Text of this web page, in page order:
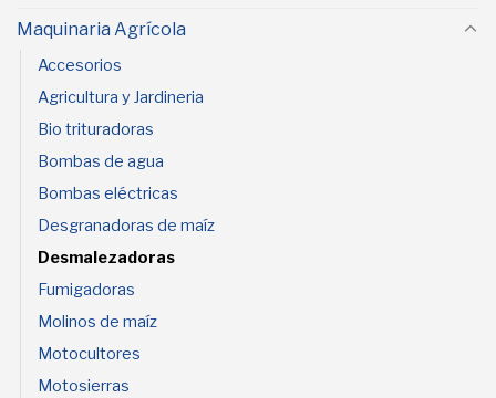
Maquinaria Agrícola
Accesorios
Agricultura y Jardineria
Bio trituradoras
Bombas de agua
Bombas eléctricas
Desgranadoras de maíz
Desmalezadoras
Fumigadoras
Molinos de maíz
Motocultores
Motosierras